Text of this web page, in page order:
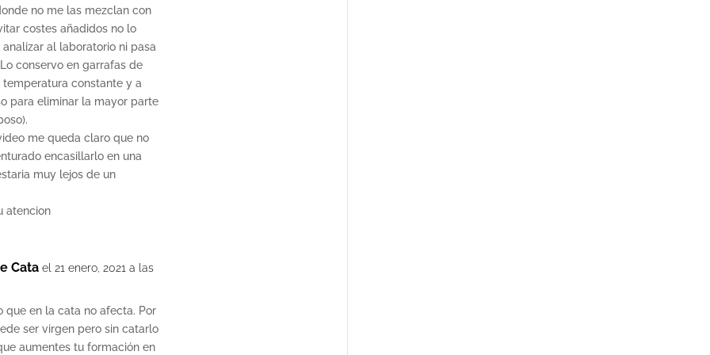
no me las mezclan con
costes añadidos no lo
al laboratorio ni pasa
conservo en garrafas de
constante y a
para eliminar la mayor parte
me queda claro que no
encasillarlo en una
muy lejos de un
atencion
Cata el 21 enero, 2021 a las
que en la cata no afecta. Por
ser virgen pero sin catarlo
aumentes tu formación en